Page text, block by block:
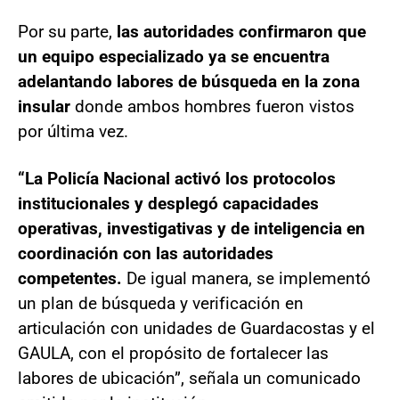
Por su parte, las autoridades confirmaron que
un equipo especializado ya se encuentra
adelantando labores de búsqueda en la zona
insular donde ambos hombres fueron vistos
por última vez.
“La Policía Nacional activó los protocolos
institucionales y desplegó capacidades
operativas, investigativas y de inteligencia en
coordinación con las autoridades
competentes. De igual manera, se implementó
un plan de búsqueda y verificación en
articulación con unidades de Guardacostas y el
GAULA, con el propósito de fortalecer las
labores de ubicación”, señala un comunicado